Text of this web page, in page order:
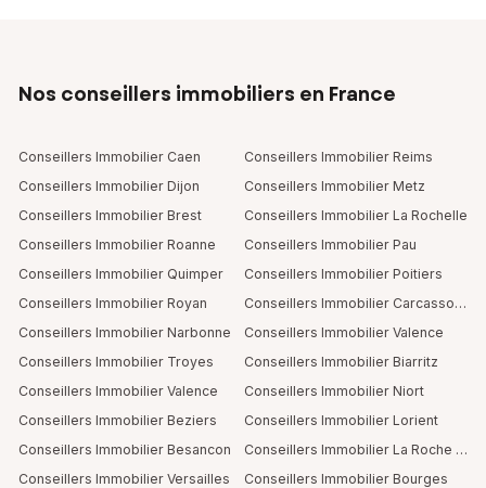
Nos conseillers immobiliers en France
Conseillers Immobilier Caen
Conseillers Immobilier Reims
Conseillers Immobilier Dijon
Conseillers Immobilier Metz
Conseillers Immobilier Brest
Conseillers Immobilier La Rochelle
Conseillers Immobilier Roanne
Conseillers Immobilier Pau
Conseillers Immobilier Quimper
Conseillers Immobilier Poitiers
Conseillers Immobilier Royan
Conseillers Immobilier Carcassonne
Conseillers Immobilier Narbonne
Conseillers Immobilier Valence
Conseillers Immobilier Troyes
Conseillers Immobilier Biarritz
Conseillers Immobilier Valence
Conseillers Immobilier Niort
Conseillers Immobilier Beziers
Conseillers Immobilier Lorient
Conseillers Immobilier Besancon
Conseillers Immobilier La Roche Sur Yon
Conseillers Immobilier Versailles
Conseillers Immobilier Bourges